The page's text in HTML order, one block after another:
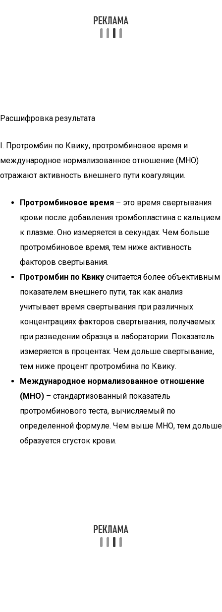
Расшифровка результата
I. Протромбин по Квику, протромбиновое время и
международное нормализованное отношение (МНО)
отражают активность внешнего пути коагуляции.
Протромбиновое время – это время свертывания
крови после добавления тромбопластина с кальцием
к плазме. Оно измеряется в секундах. Чем больше
протромбиновое время, тем ниже активность
факторов свертывания.
Протромбин по Квику считается более объективным
показателем внешнего пути, так как анализ
учитывает время свертывания при различных
концентрациях факторов свертывания, получаемых
при разведении образца в лаборатории. Показатель
измеряется в процентах. Чем дольше свертывание,
тем ниже процент протромбина по Квику.
Международное нормализованное отношение
(МНО) – стандартизованный показатель
протромбинового теста, вычисляемый по
определенной формуле. Чем выше МНО, тем дольше
образуется сгусток крови.